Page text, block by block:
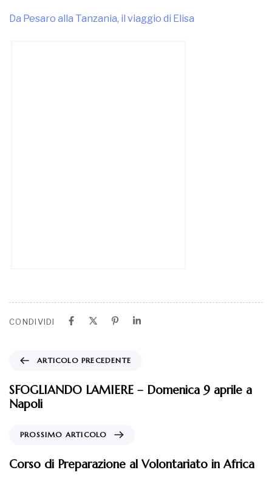
Da Pesaro alla Tanzania, il viaggio di Elisa
9 anni fa Eventi 2017
Calendari e agende a sostegno di mamme e
bambini in Africa